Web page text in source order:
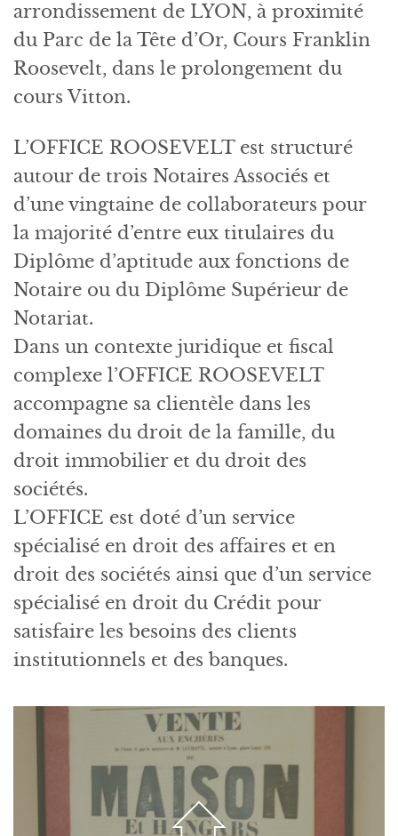
arrondissement de LYON, à proximité
du Parc de la Tête d’Or, Cours Franklin
Roosevelt, dans le prolongement du
cours Vitton.
L’OFFICE ROOSEVELT est structuré
autour de trois Notaires Associés et
d’une vingtaine de collaborateurs pour
la majorité d’entre eux titulaires du
Diplôme d’aptitude aux fonctions de
Notaire ou du Diplôme Supérieur de
Notariat.
Dans un contexte juridique et fiscal
complexe l’OFFICE ROOSEVELT
accompagne sa clientèle dans les
domaines du droit de la famille, du
droit immobilier et du droit des
sociétés.
L’OFFICE est doté d’un service
spécialisé en droit des affaires et en
droit des sociétés ainsi que d’un service
spécialisé en droit du Crédit pour
satisfaire les besoins des clients
institutionnels et des banques.